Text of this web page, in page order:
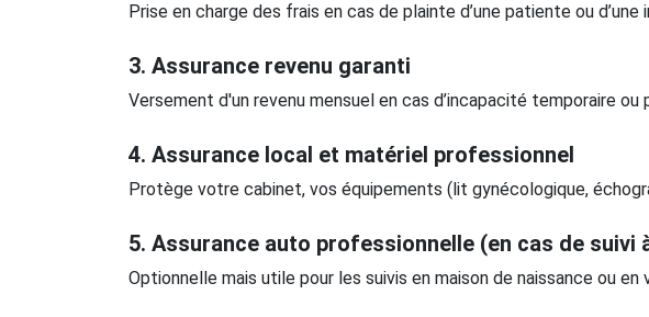
Prise en charge des frais en cas de plainte d’une patiente ou
3. Assurance revenu garanti
Versement d'un revenu mensuel en cas d’incapacité temporaire ou
4. Assurance local et matériel professionnel
Protège votre cabinet, vos équipements (lit gynécologique,
5. Assurance auto professionnelle (en cas de suivi
Optionnelle mais utile pour les suivis en maison de naissance ou